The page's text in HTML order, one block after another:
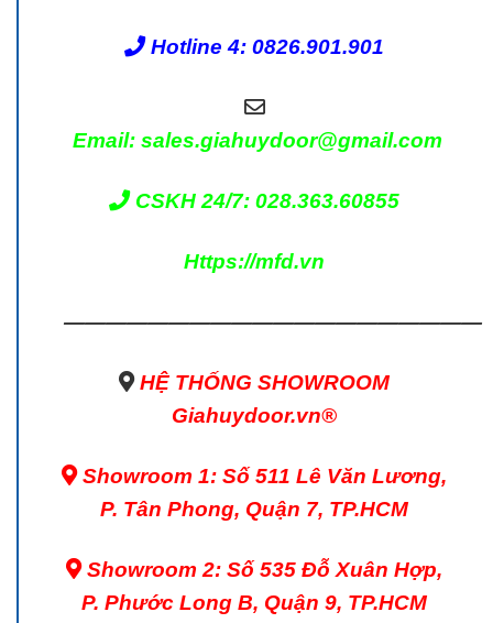
Hotline 4: 0826.901.901
Email: sales.giahuydoor@gmail.com
CSKH 24/7: 028.363.60855
Https://mfd.vn
————————————————————
HỆ THỐNG SHOWROOM
Giahuydoor.vn®
Showroom 1: Số 511 Lê Văn Lương,
P. Tân Phong, Quận 7, TP.HCM
Showroom 2: Số 535 Đỗ Xuân Hợp,
P. Phước Long B, Quận 9, TP.HCM